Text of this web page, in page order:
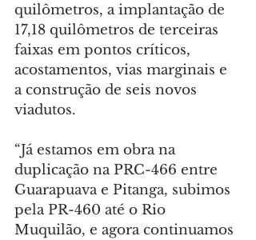
quilômetros, a implantação de
17,18 quilômetros de terceiras
faixas em pontos críticos,
acostamentos, vias marginais e
a construção de seis novos
viadutos.
“Já estamos em obra na
duplicação na PRC-466 entre
Guarapuava e Pitanga, subimos
pela PR-460 até o Rio
Muquilão, e agora continuamos